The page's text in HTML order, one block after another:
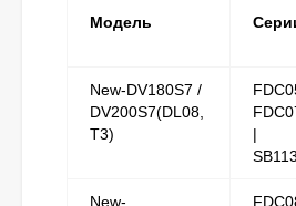
Модель
New-DV180S7 /
DV200S7(DL08,
T3)
|
New-